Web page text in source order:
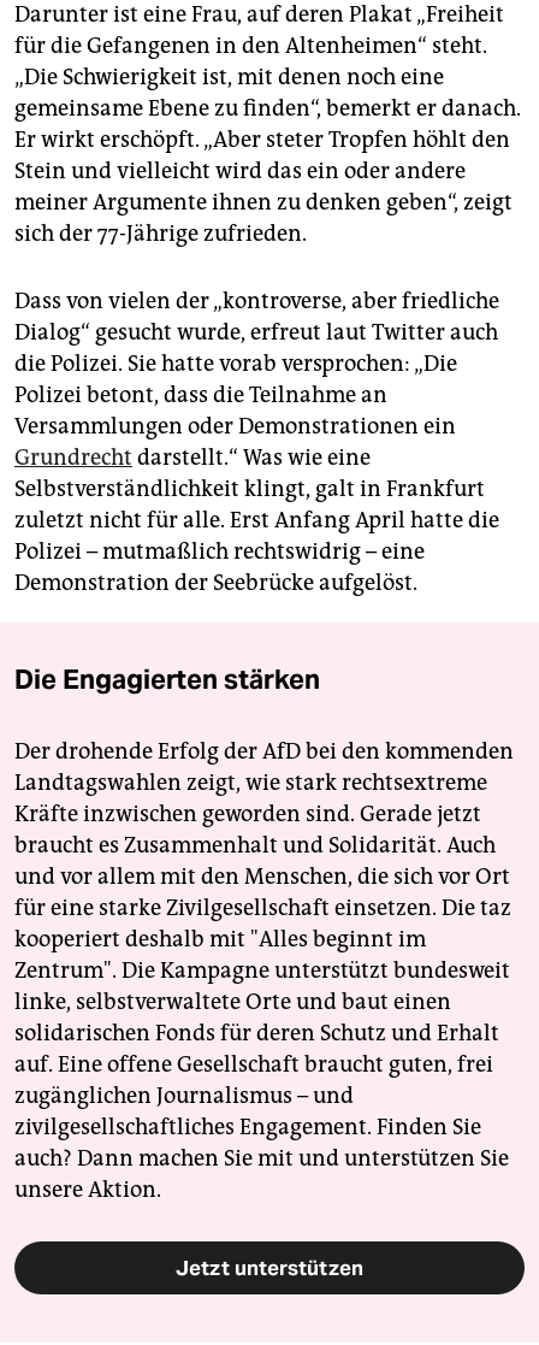
Darunter ist eine Frau, auf deren Plakat „Freiheit
für die Gefangenen in den Altenheimen“ steht.
„Die Schwierigkeit ist, mit denen noch eine
gemeinsame Ebene zu finden“, bemerkt er danach.
Er wirkt erschöpft. „Aber steter Tropfen höhlt den
Stein und vielleicht wird das ein oder andere
meiner Argumente ihnen zu denken geben“, zeigt
sich der 77-Jährige zufrieden.
Dass von vielen der „kontroverse, aber friedliche
Dialog“ gesucht wurde, erfreut laut Twitter auch
die Polizei. Sie hatte vorab versprochen: „Die
Polizei betont, dass die Teilnahme an
Versammlungen oder Demonstrationen ein
Grundrecht darstellt.“ Was wie eine
Selbstverständlichkeit klingt, galt in Frankfurt
zuletzt nicht für alle. Erst Anfang April hatte die
Polizei – mutmaßlich rechtswidrig – eine
Demonstration der Seebrücke aufgelöst.
Die Engagierten stärken
Der drohende Erfolg der AfD bei den kommenden
Landtagswahlen zeigt, wie stark rechtsextreme
Kräfte inzwischen geworden sind. Gerade jetzt
braucht es Zusammenhalt und Solidarität. Auch
und vor allem mit den Menschen, die sich vor Ort
für eine starke Zivilgesellschaft einsetzen. Die taz
kooperiert deshalb mit "Alles beginnt im
Zentrum". Die Kampagne unterstützt bundesweit
linke, selbstverwaltete Orte und baut einen
solidarischen Fonds für deren Schutz und Erhalt
auf. Eine offene Gesellschaft braucht guten, frei
zugänglichen Journalismus – und
zivilgesellschaftliches Engagement. Finden Sie
auch? Dann machen Sie mit und unterstützen Sie
unsere Aktion.
Jetzt unterstützen